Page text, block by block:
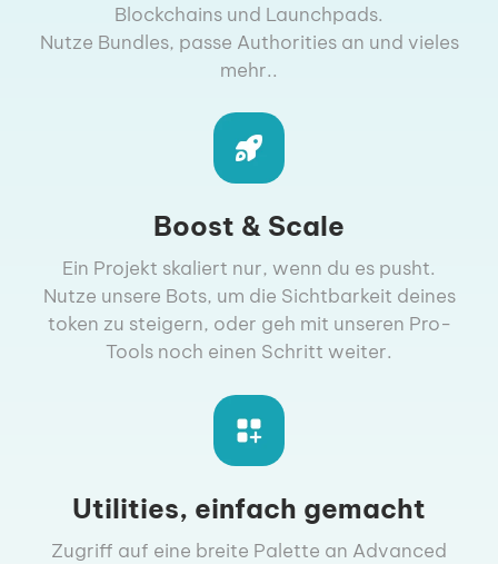
Blockchains und Launchpads.
Nutze Bundles, passe Authorities an und vieles
mehr..
Boost & Scale
Ein Projekt skaliert nur, wenn du es pusht.
Nutze unsere Bots, um die Sichtbarkeit deines
token zu steigern, oder geh mit unseren Pro-
Tools noch einen Schritt weiter.
Utilities, einfach gemacht
Zugriff auf eine breite Palette an Advanced